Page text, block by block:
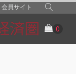
会員サイト